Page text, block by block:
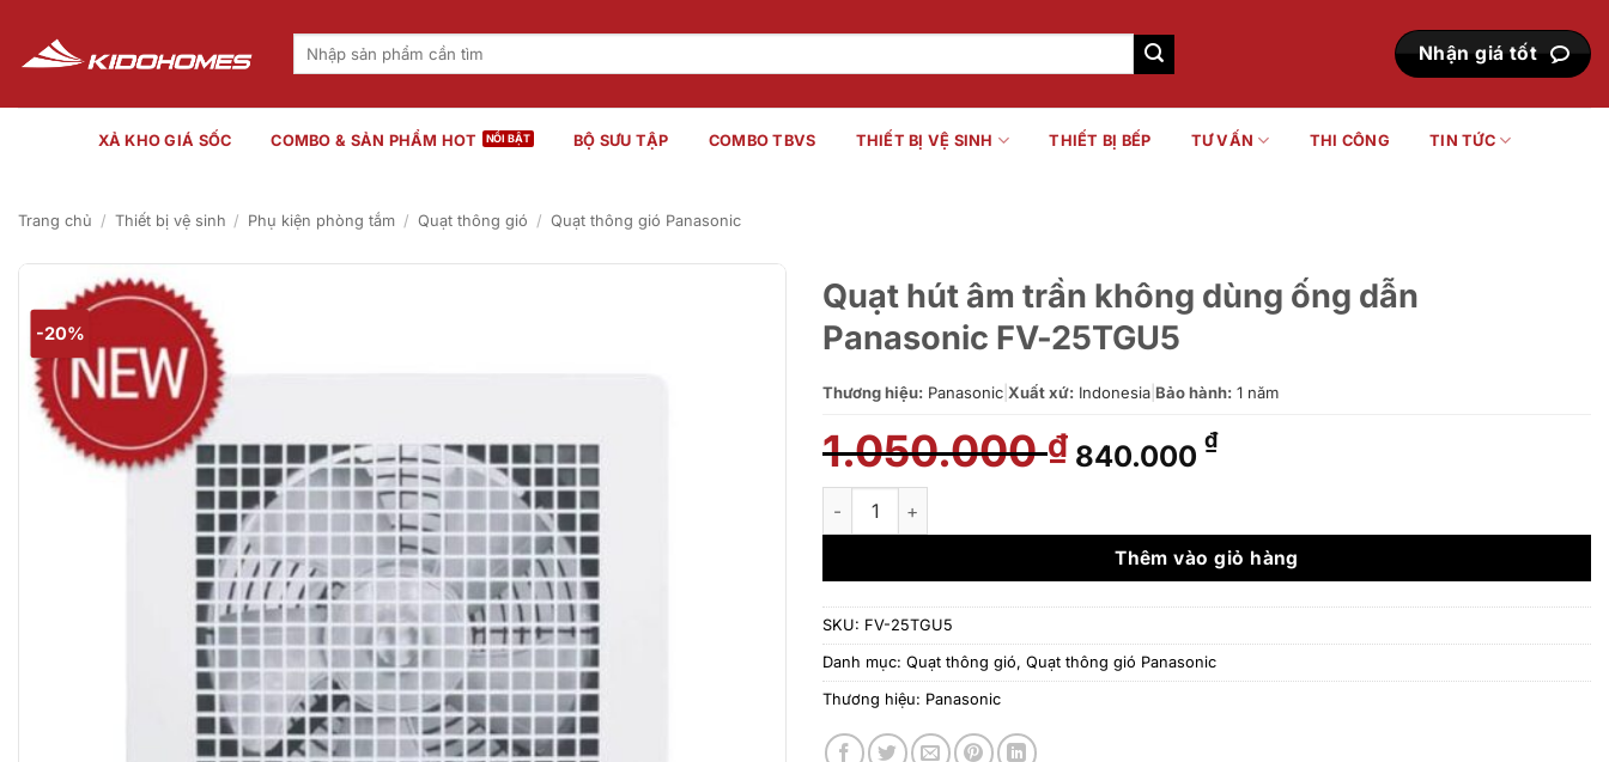
nội
dung
Tìm
Nhận giá tốt
XẢ KHO GIÁ SỐC COMBO & SẢN PHẨM HOT BỘ SƯU TẬP COMBO TBVS THIẾT BỊ VỆ SINH THIẾT BỊ BẾP TƯ VẤN THI CÔNG TIN TỨC
Trang chủ / Thiết bị vệ sinh / Phụ kiện phòng tắm / Quạt thông gió / Quạt thông gió Panasonic
-20%
Quạt hút âm trần không dùng ống dẫn
Panasonic FV-25TGU5
Thương hiệu: Panasonic Xuất xứ: Indonesia Bảo hành: 1 năm
1.050.000₫ Giá
gốc
1.050.000 ₫.
840.000 ₫Giá
là:
840.000 ₫.
Quạt hút âm trần không dùng ống dẫn Panasonic FV-25TGU5 số lượng
Thêm vào giỏ hàng
SKU: FV-25TGU5
Danh mục: Quạt thông gió, Quạt thông gió Panasonic
Thương hiệu: Panasonic